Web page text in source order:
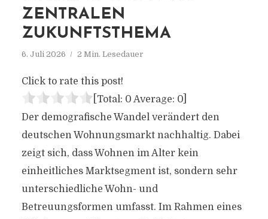
ZENTRALEN
ZUKUNFTSTHEMA
6. Juli 2026 2 Min. Lesedauer
Click to rate this post!
[Total: 0 Average: 0]
Der demografische Wandel verändert den
deutschen Wohnungsmarkt nachhaltig. Dabei
zeigt sich, dass Wohnen im Alter kein
einheitliches Marktsegment ist, sondern sehr
unterschiedliche Wohn- und
Betreuungsformen umfasst. Im Rahmen eines